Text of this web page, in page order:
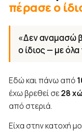
πέρασε ο
«Δεν αναμασώ
ο ίδιος — με
Εδώ και πάνω από
έχω βρεθεί σε28
από στεριά.
Είχα στην κατοχή